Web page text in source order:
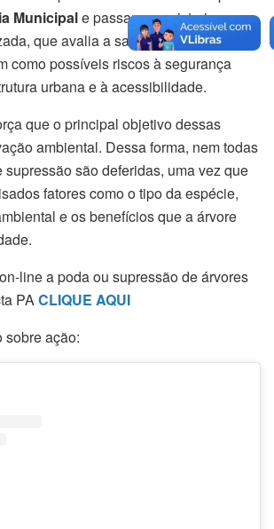
Municipale passam por vistoria
que avalia a saúde fitossanitária
como possíveis riscos à segurança
urbana e à acessibilidade.
que o principal objetivo dessas
ambiental. Dessa forma, nem todas
são deferidas, uma vez que
fatores como o tipo da espécie,
e os benefícios que a árvore
line a poda ou supressão de árvores
PACLIQUE AQUI
sobre ação: